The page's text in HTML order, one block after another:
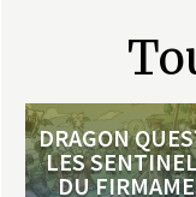
DRAGON
LES
DU